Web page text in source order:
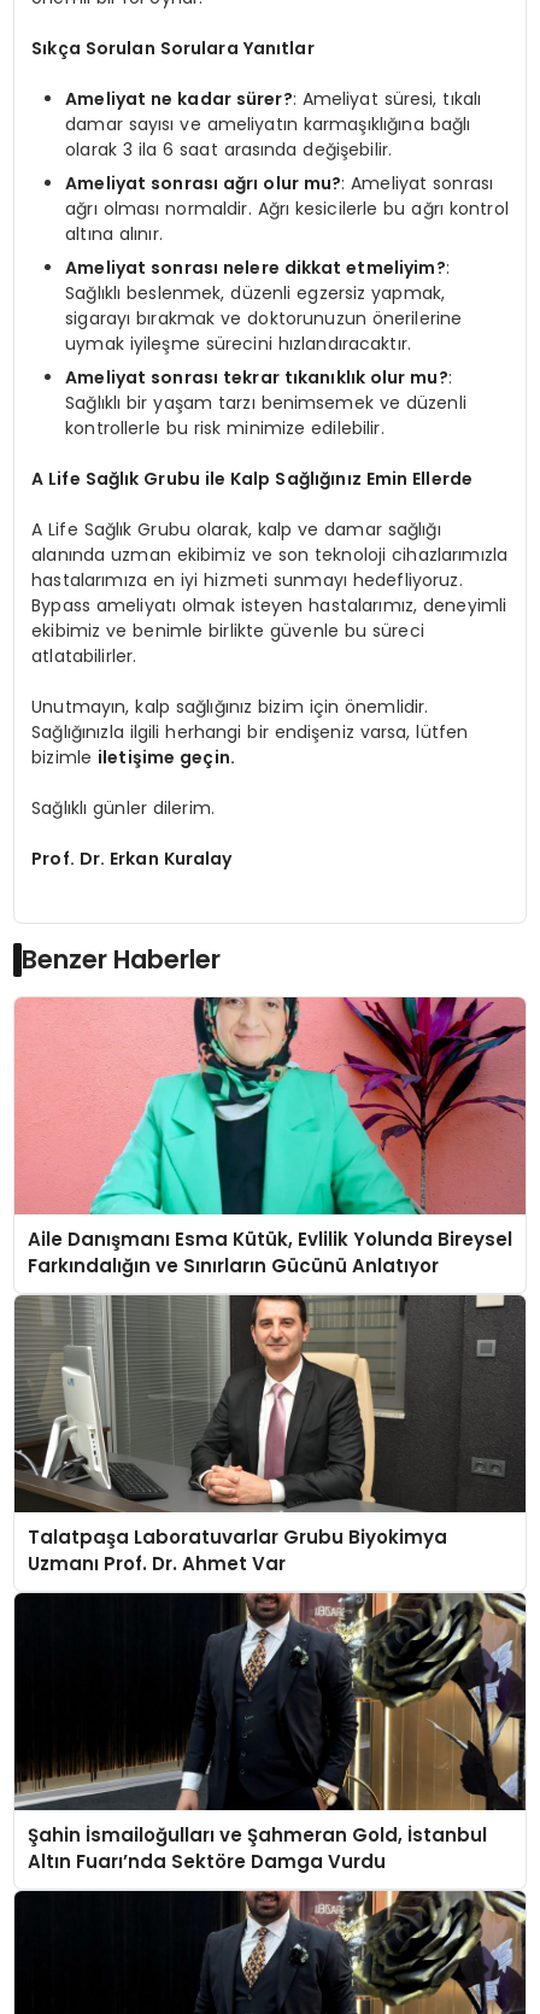
Sıkça Sorulan Sorulara Yanıtlar
Ameliyat ne kadar sürer?: Ameliyat süresi, tıkalı
damar sayısı ve ameliyatın karmaşıklığına bağlı
olarak 3 ila 6 saat arasında değişebilir.
Ameliyat sonrası ağrı olur mu?: Ameliyat sonrası
ağrı olması normaldir. Ağrı kesicilerle bu ağrı kontrol
altına alınır.
Ameliyat sonrası nelere dikkat etmeliyim?:
Sağlıklı beslenmek, düzenli egzersiz yapmak,
sigarayı bırakmak ve doktorunuzun önerilerine
uymak iyileşme sürecini hızlandıracaktır.
Ameliyat sonrası tekrar tıkanıklık olur mu?:
Sağlıklı bir yaşam tarzı benimsemek ve düzenli
kontrollerle bu risk minimize edilebilir.
A Life Sağlık Grubu ile Kalp Sağlığınız Emin Ellerde
A Life Sağlık Grubu olarak, kalp ve damar sağlığı
alanında uzman ekibimiz ve son teknoloji cihazlarımızla
hastalarımıza en iyi hizmeti sunmayı hedefliyoruz.
Bypass ameliyatı olmak isteyen hastalarımız, deneyimli
ekibimiz ve benimle birlikte güvenle bu süreci
atlatabilirler.
Unutmayın, kalp sağlığınız bizim için önemlidir.
Sağlığınızla ilgili herhangi bir endişeniz varsa, lütfen
bizimle iletişime geçin.
Sağlıklı günler dilerim.
Prof. Dr. Erkan Kuralay
Benzer Haberler
Aile Danışmanı Esma Kütük, Evlilik Yolunda Bireysel
Farkındalığın ve Sınırların Gücünü Anlatıyor
Talatpaşa Laboratuvarlar Grubu Biyokimya
Uzmanı Prof. Dr. Ahmet Var
Şahin İsmailoğulları ve Şahmeran Gold, İstanbul
Altın Fuarı’nda Sektöre Damga Vurdu